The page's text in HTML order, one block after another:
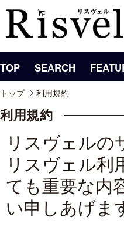
TOP SEARCH
トップ 利用規約
利用規約
リスヴェルの
リスヴェル利
ても重要な内
い申しあげま